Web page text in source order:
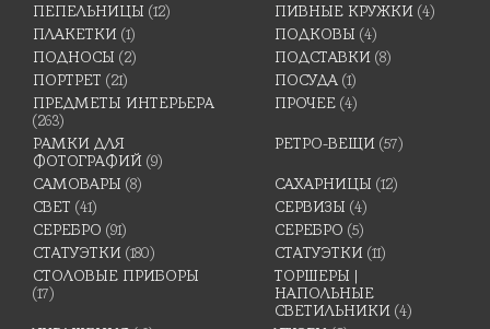
ПЕПЕЛЬНИЦЫ (12) ПИВНЫЕ КРУЖКИ (4)
ПЛАКЕТКИ (1) ПОДКОВЫ (4)
ПОДНОСЫ (2) ПОДСТАВКИ (8)
ПОРТРЕТ (21) ПОСУДА (1)
ПРЕДМЕТЫ ИНТЕРЬЕРА
(263)
ПРОЧЕЕ (4)
РАМКИ ДЛЯ
ФОТОГРАФИЙ (9)
РЕТРО-ВЕЩИ (57)
САМОВАРЫ (8) САХАРНИЦЫ (12)
СВЕТ (41) СЕРВИЗЫ (4)
СЕРЕБРО (91) СЕРЕБРО (5)
СТАТУЭТКИ (180) СТАТУЭТКИ (11)
СТОЛОВЫЕ ПРИБОРЫ
(17)
ТОРШЕРЫ |
НАПОЛЬНЫЕ
СВЕТИЛЬНИКИ (4)